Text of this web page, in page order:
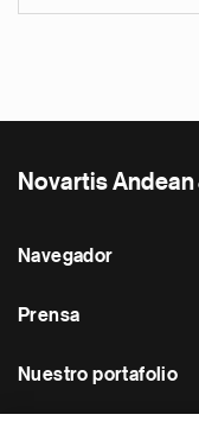
Novartis
Navegador
Prensa
Nuestro portafolio